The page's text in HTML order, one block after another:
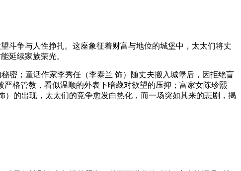
斗争与人性挣扎。这座象征着财富与地位的城堡中，太太们将丈
延续家族荣光。
密；童话作家李秀任（李泰兰 饰）随丈夫搬入城堡后，因拒绝盲
格管教，看似温顺的外表下暗藏对欲望的压抑；富家女陈珍熙
的出现，太太们的竞争愈发白热化，而一场突如其来的悲剧，揭